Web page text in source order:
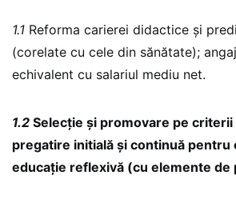
1.1 Reforma carierei didactice și
(corelate cu cele din sănătate);
echivalent cu salariul mediu net.
1.2 Selecție și promovare pe
pregatire initială și continuă
educație reflexivă (cu elemente